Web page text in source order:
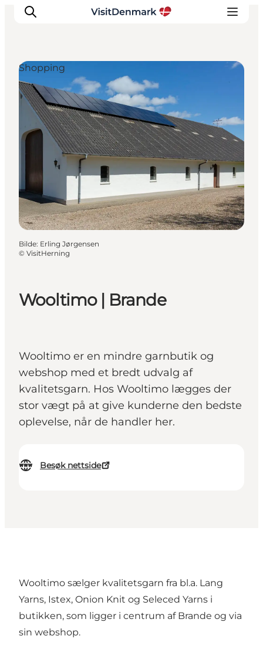
Inspirasjon
Reisemål
Aktiviteter
Overnatting
Planlegg reisen
Wooltimo | Brande
Wooltimo er en mindre garnbutik og
webshop med et bredt udvalg af
kvalitetsgarn. Hos Wooltimo lægges der
stor vægt på at give kunderne den bedste
oplevelse, når de handler her.
Besøk nettside
Shopping
Bilde: Erling Jørgensen
© VisitHerning
Wooltimo sælger kvalitetsgarn fra bl.a. Lang
Yarns, Istex, Onion Knit og Seleced Yarns i
butikken, som ligger i centrum af Brande og via
sin webshop.